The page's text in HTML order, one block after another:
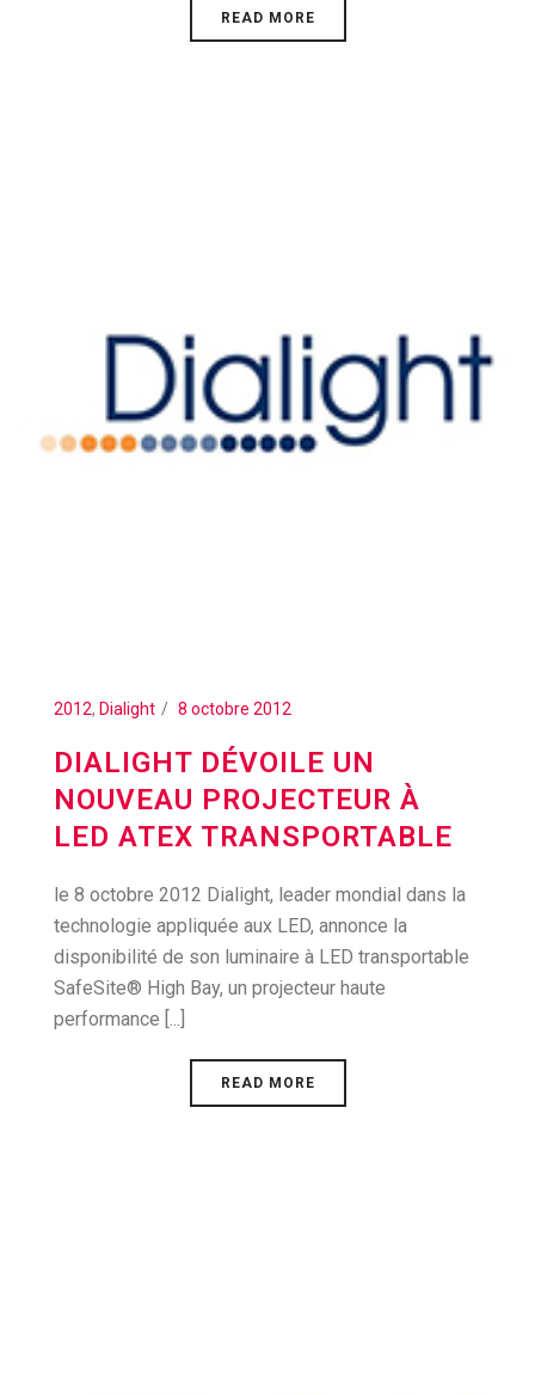
READ MORE
2012, Dialight 8 octobre 2012
DIALIGHT DÉVOILE UN
NOUVEAU PROJECTEUR À
LED ATEX TRANSPORTABLE
le 8 octobre 2012 Dialight, leader mondial dans la
technologie appliquée aux LED, annonce la
disponibilité de son luminaire à LED transportable
SafeSite® High Bay, un projecteur haute
performance [...]
READ MORE